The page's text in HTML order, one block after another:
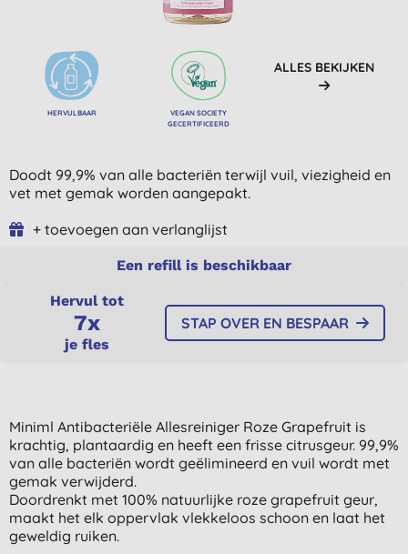
HERVULBAAR
VEGAN SOCIETY
GECERTIFICEERD
ALLES BEKIJKEN
Doodt 99,9% van alle bacteriën terwijl vuil, viezigheid en
vet met gemak worden aangepakt.
+ toevoegen aan verlanglijst
Een refill is beschikbaar
Hervul tot
7x
je fles
STAP OVER EN BESPAAR
Miniml Antibacteriële Allesreiniger Roze Grapefruit is
krachtig, plantaardig en heeft een frisse citrusgeur. 99,9%
van alle bacteriën wordt geëlimineerd en vuil wordt met
gemak verwijderd.
Doordrenkt met 100% natuurlijke roze grapefruit geur,
maakt het elk oppervlak vlekkeloos schoon en laat het
geweldig ruiken.